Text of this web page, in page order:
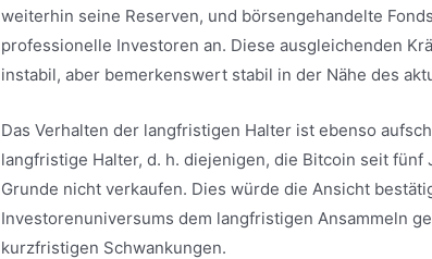
weiterhin seine Reserven, und börsengehandelte
professionelle Investoren an. Diese ausgleichenden
instabil, aber bemerkenswert stabil in der Nähe des
Das Verhalten der langfristigen Halter ist ebenso
langfristige Halter, d. h. diejenigen, die Bitcoin seit fünf
Grunde nicht verkaufen. Dies würde die Ansicht
Investorenuniversums dem langfristigen Ansammeln
kurzfristigen Schwankungen.